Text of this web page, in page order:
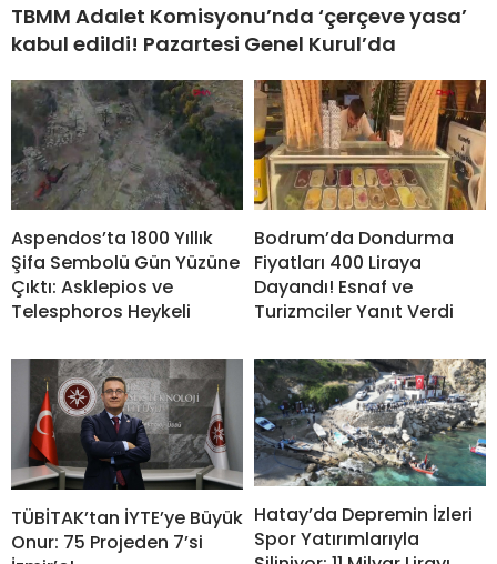
TBMM Adalet Komisyonu’nda ‘çerçeve yasa’
kabul edildi! Pazartesi Genel Kurul’da
Aspendos’ta 1800 Yıllık
Şifa Sembolü Gün Yüzüne
Çıktı: Asklepios ve
Telesphoros Heykeli
Bodrum’da Dondurma
Fiyatları 400 Liraya
Dayandı! Esnaf ve
Turizmciler Yanıt Verdi
TÜBİTAK’tan İYTE’ye Büyük
Onur: 75 Projeden 7’si
Hatay’da Depremin İzleri
Spor Yatırımlarıyla